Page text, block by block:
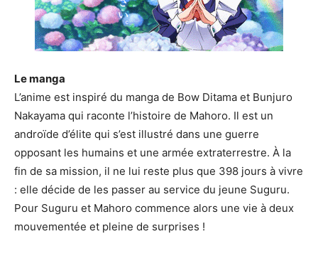
Le manga
L’anime est inspiré du manga de Bow Ditama et Bunjuro
Nakayama qui raconte l’histoire de Mahoro. Il est un
androïde d’élite qui s’est illustré dans une guerre
opposant les humains et une armée extraterrestre. À la
fin de sa mission, il ne lui reste plus que 398 jours à vivre
: elle décide de les passer au service du jeune Suguru.
Pour Suguru et Mahoro commence alors une vie à deux
mouvementée et pleine de surprises !